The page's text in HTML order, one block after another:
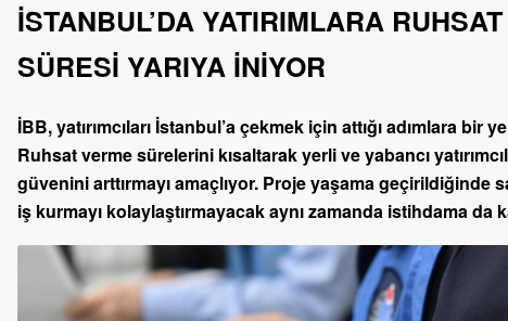
İSTANBUL’DA YATIRIMLARA
SÜRESİ YARIYA İNİYOR
İBB, yatırımcıları İstanbul’a çekmek için attığı adımlara bir
Ruhsat verme sürelerini kısaltarak yerli ve yabancı
güvenini arttırmayı amaçlıyor. Proje yaşama geçirildiğinde
iş kurmayı kolaylaştırmayacak aynı zamanda istihdama da